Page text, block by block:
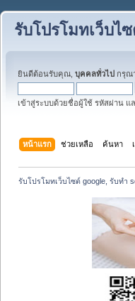
รับโปรโมทเว็บไ
ยินดีต้อนรับคุณ, บุคคลทั่วไป กรุณ
เข้าสู่ระบบด้วยชื่อผู้ใช้ รหัสผ่าน แ
หน้าแรก ช่วยเหลือ ค้นหา
รับโปรโมทเว็บไซต์ google, รับทำ